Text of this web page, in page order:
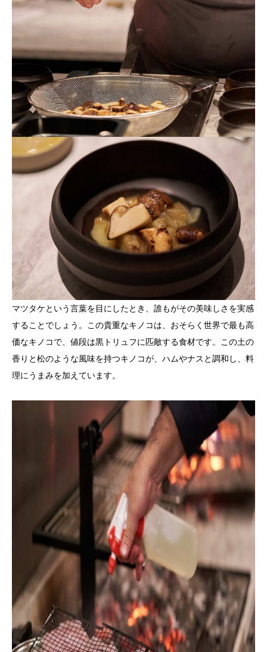
マツタケという言葉を目にしたとき、誰もがその美味しさを実感
することでしょう。この貴重なキノコは、おそらく世界で最も高
価なキノコで、値段は黒トリュフに匹敵する食材です。この土の
香りと松のような風味を持つキノコが、ハムやナスと調和し、料
理にうまみを加えています。